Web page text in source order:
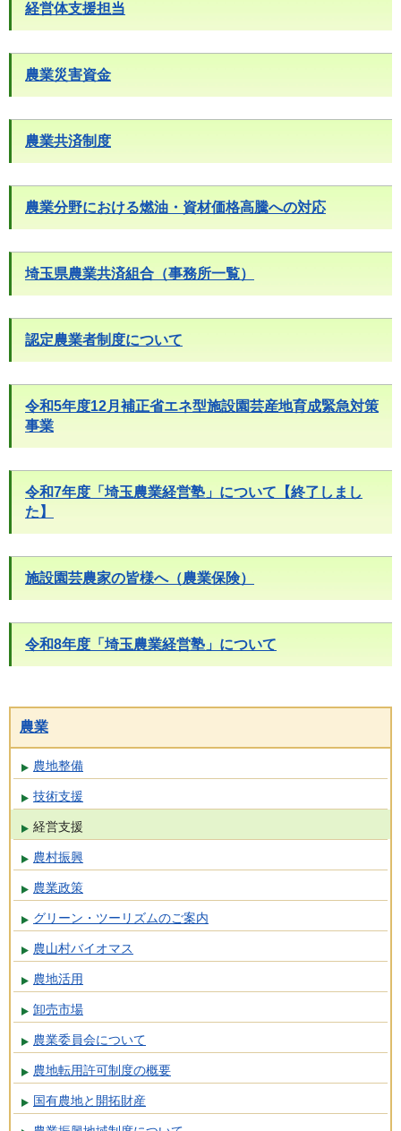
経営体支援担当
農業災害資金
農業共済制度
農業分野における燃油・資材価格高騰への対応
埼玉県農業共済組合（事務所一覧）
認定農業者制度について
令和5年度12月補正省エネ型施設園芸産地育成緊急対策
事業
令和7年度「埼玉農業経営塾」について【終了しまし
た】
施設園芸農家の皆様へ（農業保険）
令和8年度「埼玉農業経営塾」について
農業
農地整備
技術支援
経営支援
農村振興
農業政策
グリーン・ツーリズムのご案内
農山村バイオマス
農地活用
卸売市場
農業委員会について
農地転用許可制度の概要
国有農地と開拓財産